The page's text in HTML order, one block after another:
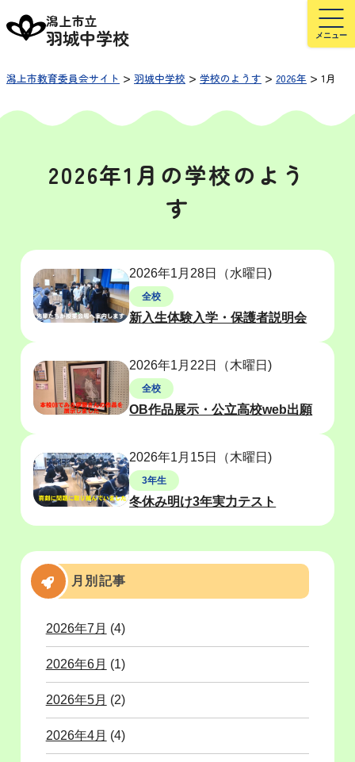
潟上市立
羽城中学校
潟上市教育委員会サイト > 羽城中学校 > 学校のようす > 2026年 > 1月
2026年1月の学校のよう
す
2026年1月28日（水曜日)
全校
新入生体験入学・保護者説明会
2026年1月22日（木曜日)
全校
OB作品展示・公立高校web出願
2026年1月15日（木曜日)
3年生
冬休み明け3年実力テスト
月別記事
2026年7月 (4)
2026年6月 (1)
2026年5月 (2)
2026年4月 (4)